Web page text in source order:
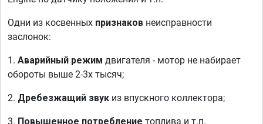
Одни из косвенных признаков неисправности
заслонок:
1. Аварийный режим двигателя - мотор не набирает
обороты выше 2-3х тысяч;
2. Дребезжащий звук из впускного коллектора;
3. Повышенное потребление топлива и т.п.